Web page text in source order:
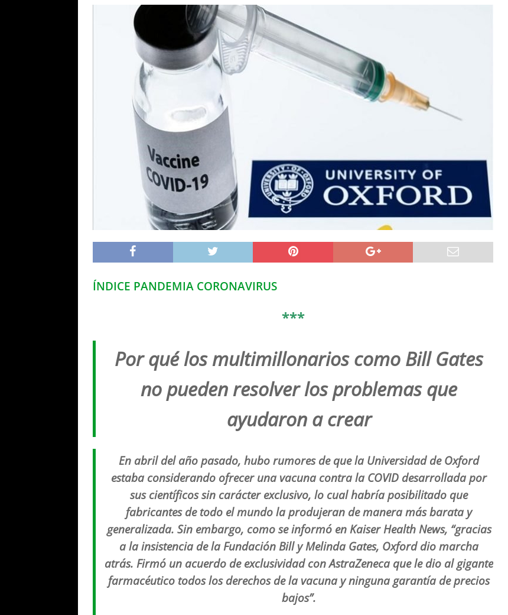
ÍNDICE PANDEMIA CORONAVIRUS
***
Por qué los multimillonarios como Bill Gates
no pueden resolver los problemas que
ayudaron a crear
En abril del año pasado, hubo rumores de que la Universidad de Oxford
estaba considerando ofrecer una vacuna contra la COVID desarrollada por
sus científicos sin carácter exclusivo, lo cual habría posibilitado que
fabricantes de todo el mundo la produjeran de manera más barata y
generalizada. Sin embargo, como se informó en Kaiser Health News, “gracias
a la insistencia de la Fundación Bill y Melinda Gates, Oxford dio marcha
atrás. Firmó un acuerdo de exclusividad con AstraZeneca que le dio al gigante
farmacéutico todos los derechos de la vacuna y ninguna garantía de precios
bajos”.